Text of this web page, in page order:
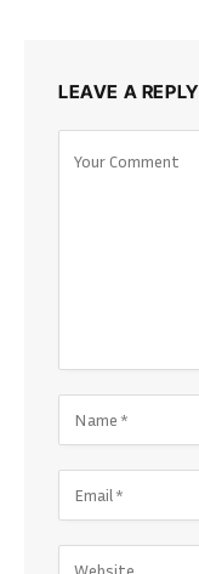
LEAVE A REPLY